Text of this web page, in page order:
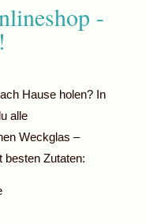
-
Hause holen? In
alle
Weckglas –
besten Zutaten: